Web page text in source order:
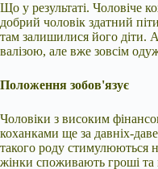
Що у результаті. Чоловіче
добрий чоловік здатний
там залишилися його діти.
валізою, але вже зовсім
Положення зобов'язує
Чоловіки з високим
коханками ще за давніх-
такого роду стимулюються
жінки споживають гроші та